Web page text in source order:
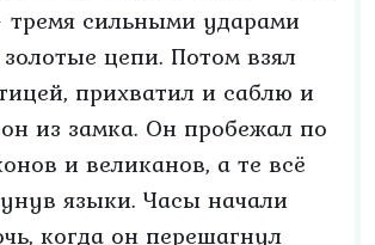
тремя сильными ударами
цепи. Потом взял
прихватил и саблю и
из замка. Он пробежал по
и великанов, а те всё
языки. Часы начали
когда он перешагнул